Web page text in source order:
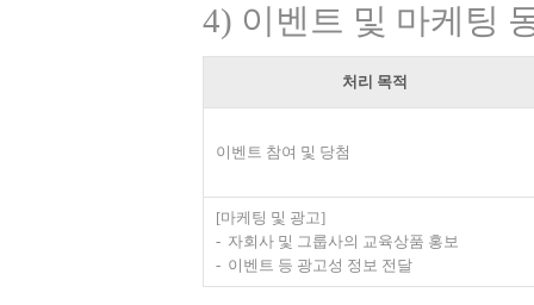
4) 이벤트 및 마케팅
처리 목적
이벤트 참여 및 당첨
[마케팅 및 광고]
자회사 및 그룹사의 교육상품 홍보
이벤트 등 광고성 정보 전달